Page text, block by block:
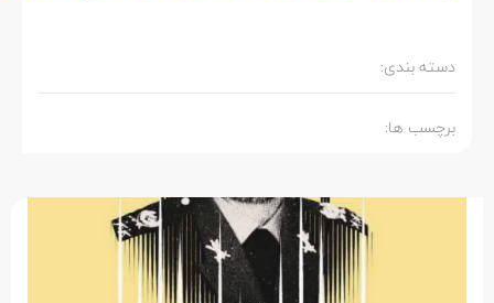
دسته بندی:
برچسب ها: